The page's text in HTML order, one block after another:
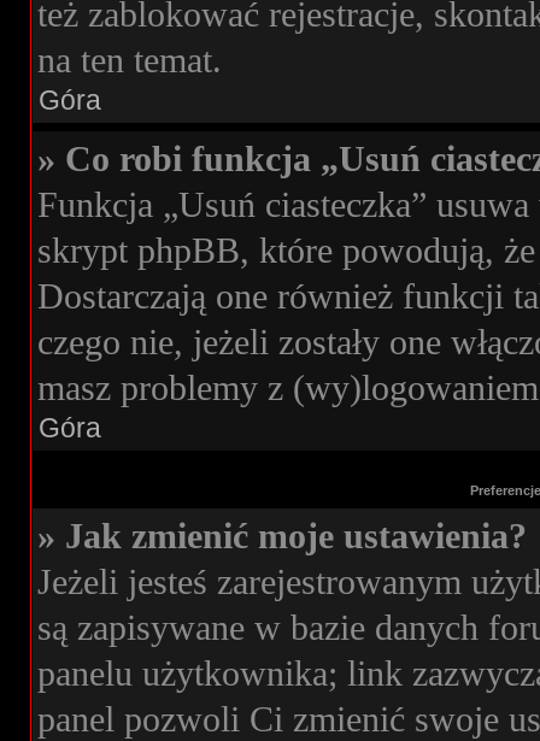
też zablokować rejestracje,
na ten temat.
Góra
» Co robi funkcja „Usuń
Funkcja „Usuń ciasteczka”
skrypt phpBB, które powodują,
Dostarczają one również funkcji
czego nie, jeżeli zostały one
masz problemy z
Góra
» Jak zmienić moje ustawienia?
Jeżeli jesteś zarejestrowanym
są zapisywane w bazie danych
panelu użytkownika; link
panel pozwoli Ci zmienić swoje